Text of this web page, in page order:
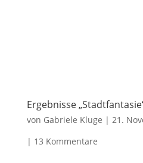
Ergebnisse
von Gabriele Kluge | 21.
| 13 Kommentare